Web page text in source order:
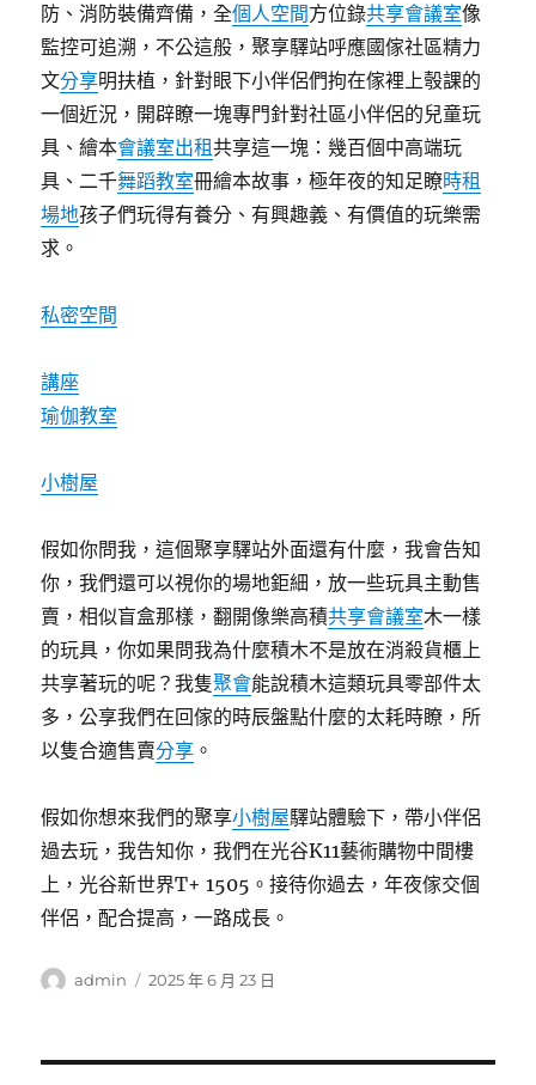
防、消防裝備齊備，全個人空間方位錄共享會議室像
監控可追溯，不公這般，聚享驛站呼應國傢社區精力
文分享明扶植，針對眼下小伴侶們拘在傢裡上彀課的
一個近況，開辟瞭一塊專門針對社區小伴侶的兒童玩
具、繪本會議室出租共享這一塊：幾百個中高端玩
具、二千舞蹈教室冊繪本故事，極年夜的知足瞭時租
場地孩子們玩得有養分、有興趣義、有價值的玩樂需
求。
私密空間
講座
瑜伽教室
小樹屋
假如你問我，這個聚享驛站外面還有什麼，我會告知
你，我們還可以視你的場地鉅細，放一些玩具主動售
賣，相似盲盒那樣，翻開像樂高積共享會議室木一樣
的玩具，你如果問我為什麼積木不是放在消殺貨櫃上
共享著玩的呢？我隻聚會能說積木這類玩具零部件太
多，公享我們在回傢的時辰盤點什麼的太耗時瞭，所
以隻合適售賣分享 。
假如你想來我們的聚享小樹屋驛站體驗下，帶小伴侶
過去玩，我告知你，我們在光谷K11藝術購物中間樓
上，光谷新世界T+ 1505。接待你過去，年夜傢交個
伴侶，配合提高，一路成長。
作
admin
發
2025 年 6 月 23 日